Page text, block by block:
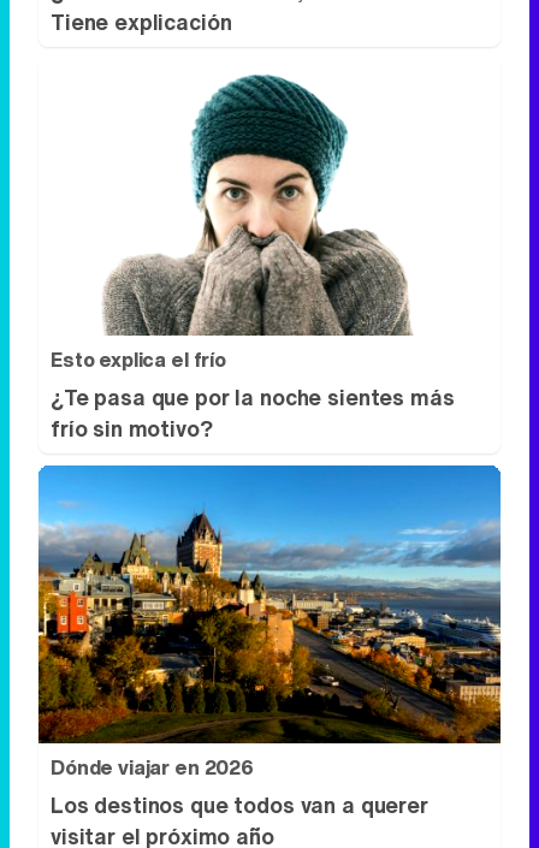
Esto explica el frío
¿Te pasa que por la noche sientes más
frío sin motivo?
Dónde viajar en 2026
Los destinos que todos van a querer
visitar el próximo año